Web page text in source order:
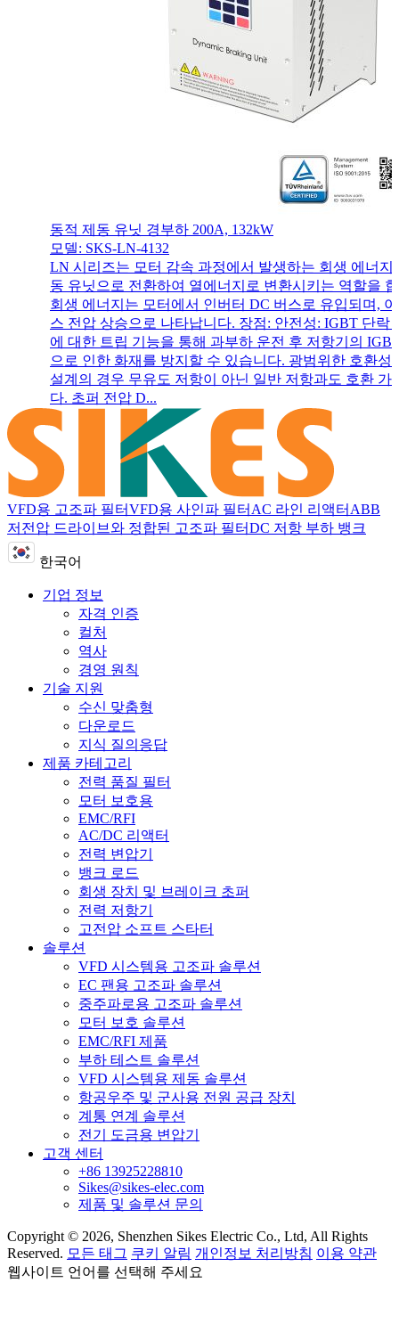
동적 제동 유닛 경부하 200A, 132kW
모델: SKS-LN-4132
LN 시리즈는 모터 감속 과정에서 발생하는 회생 에너지
동 유닛으로 전환하여 열에너지로 변환시키는 역할을
회생 에너지는 모터에서 인버터 DC 버스로 유입되며,
스 전압 상승으로 나타납니다. 장점: 안전성: IGBT 단락
에 대한 트립 기능을 통해 과부하 운전 후 저항기의
으로 인한 화재를 방지할 수 있습니다. 광범위한 호환성:
설계의 경우 무유도 저항이 아닌 일반 저항과도 호환 가
다. 초퍼 전압 D...
VFD용 고조파 필터VFD용 사인파 필터 AC 라인 리액터 ABB
저전압 드라이브와 정합된 고조파 필터DC 저항 부하 뱅크
한국어
기업 정보
자격 인증
컬처
역사
경영 원칙
기술 지원
수신 맞춤형
다운로드
지식 질의응답
제품 카테고리
전력 품질 필터
모터 보호용
EMC/RFI
AC/DC 리액터
전력 변압기
뱅크 로드
회생 장치 및 브레이크 초퍼
전력 저항기
고전압 소프트 스타터
솔루션
VFD 시스템용 고조파 솔루션
EC 팬용 고조파 솔루션
중주파로용 고조파 솔루션
모터 보호 솔루션
EMC/RFI 제품
부하 테스트 솔루션
VFD 시스템용 제동 솔루션
항공우주 및 군사용 전원 공급 장치
계통 연계 솔루션
전기 도금용 변압기
고객 센터
+86 13925228810
Sikes@sikes-elec.com
제품 및 솔루션 문의
Copyright © 2026, Shenzhen Sikes Electric Co., Ltd, All Rights
Reserved. 모든 태그 쿠키 알림 개인정보 처리방침 이용 약관
웹사이트 언어를 선택해 주세요